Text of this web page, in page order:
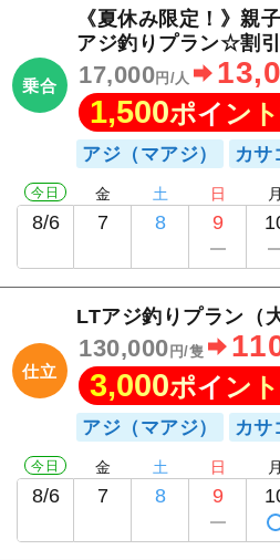
乗合
《夏休み限定！》親
アジ釣りプラン☆割
17,000円/人
1,500ポイン
アジ（マアジ） カサ
今日
8/6
金
7
土
8
日
9
月
仕立
LTアジ釣りプラン（
130,000 円/隻
3,000ポイン
アジ（マアジ） カサ
今日
8/6
金
7
土
8
日
9
月